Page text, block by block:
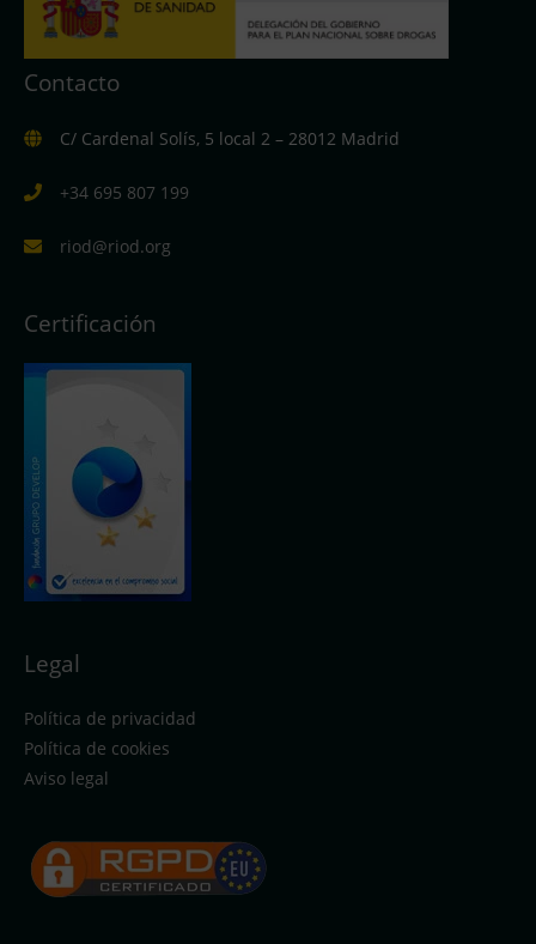
Contacto
C/ Cardenal Solís, 5 local 2 – 28012 Madrid
+34 695 807 199
riod@riod.org
Certificación
Legal
Política de privacidad
Política de cookies
Aviso legal